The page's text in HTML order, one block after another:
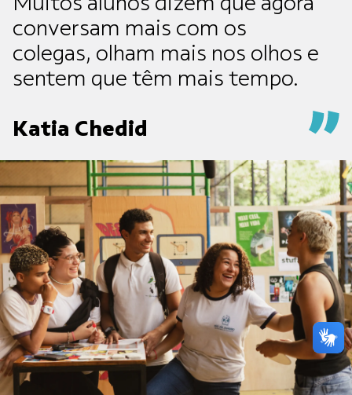
conversam mais com os
colegas, olham mais nos olhos e
sentem que têm mais tempo.
Katia Chedid